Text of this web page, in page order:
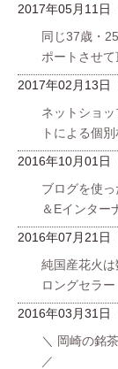
2017年05月11日
同じ37歳・
ポートさせて
2017年02月13日
ネットショ
トによる個
2016年10月01日
ブログを使
＆Eインター
2016年07月21日
純国産花火
ロングセラ
2016年03月31日
＼ 岡崎の銘
／